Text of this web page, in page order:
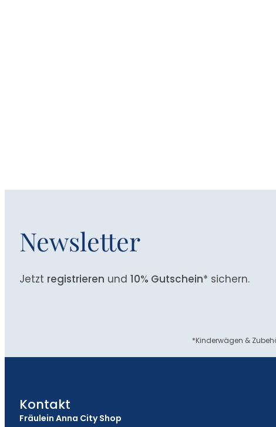
Newsletter
Jetzt registrieren und 10% Gutschein* sichern.
*Kinderwägen &
Kontakt
Fräulein Anna City Shop